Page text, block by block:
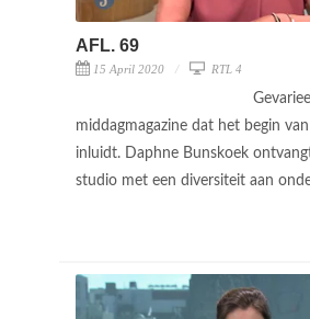
AFL. 69
15 April 2020 RTL 4
middagmagazine dat het begin
inluidt. Daphne Bunskoek
studio met een diversiteit aan